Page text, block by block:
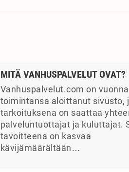
MITÄ VANHUSPALVELUT OVAT?
Vanhuspalvelut.com on
toimintansa aloittanut sivusto,
tarkoituksena on saattaa
palveluntuottajat ja kuluttajat.
tavoitteena on kasvaa
kävijämäärältään…